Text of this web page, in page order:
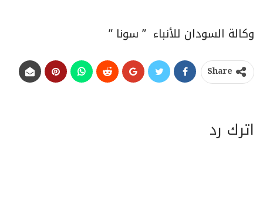
وكالة السودان للأنباء ” سونا ”
Share
اترك رد